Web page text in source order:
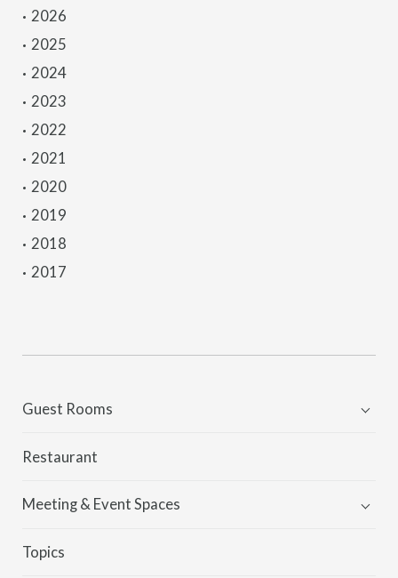
2026
2025
2024
2023
2022
2021
2020
2019
2018
2017
Guest Rooms
Guest Rooms
THE KNOT ROOM
Restaurant
Meeting & Event Spaces
Meeting & Event Spaces
Topics